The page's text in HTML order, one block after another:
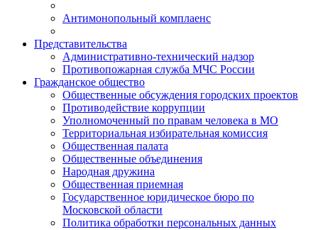
Антимонопольный комплаенс
Представительства
Административно-технический надзор
Противопожарная служба МЧС России
Гражданское общество
Общественные обсуждения городских проектов
Противодействие коррупции
Уполномоченный по правам человека в МО
Территориальная избирательная комиссия
Общественная палата
Общественные объединения
Народная дружина
Общественная приемная
Государственное юридическое бюро по
Московской области
Политика обработки персональных данных